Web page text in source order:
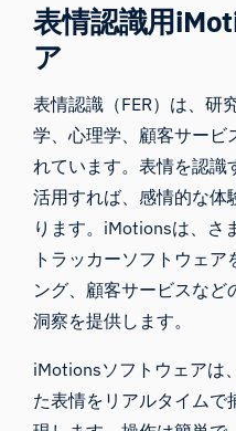
表情認識用
ア
表情認識（FER）は、研
学、心理学、顧客サービ
れています。表情を認識
活用すれば、感情的な体
ります。iMotionsは、さ
トラッカーソフトウェ
ング、顧客サービスなど
洞察を提供します。
iMotionsソフトウェアは
た表情をリアルタイムで